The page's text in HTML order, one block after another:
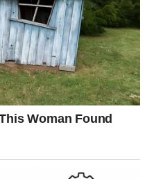
ponekad manje topline znači